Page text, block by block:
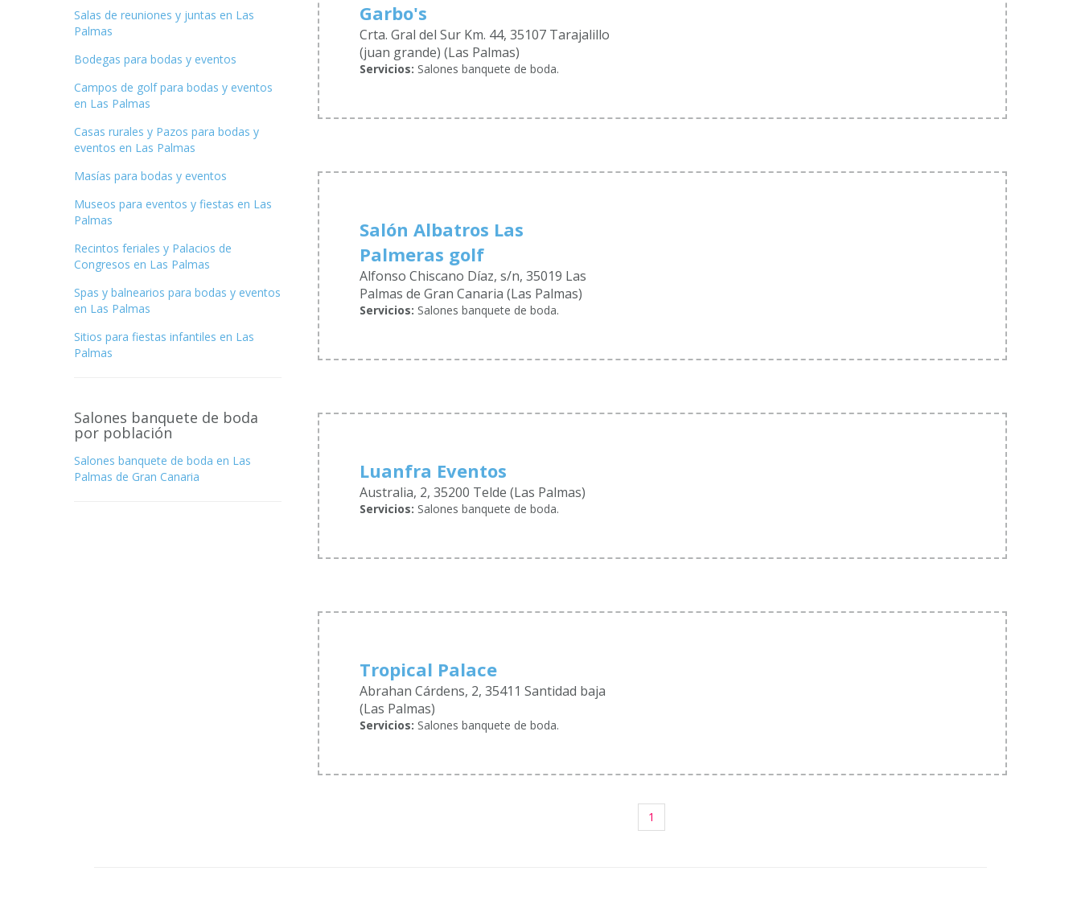
Salas de reuniones y juntas en Las
Palmas
Bodegas para bodas y eventos
Campos de golf para bodas y eventos
en Las Palmas
Casas rurales y Pazos para bodas y
eventos en Las Palmas
Masías para bodas y eventos
Museos para eventos y fiestas en Las
Palmas
Recintos feriales y Palacios de
Congresos en Las Palmas
Spas y balnearios para bodas y eventos
en Las Palmas
Sitios para fiestas infantiles en Las
Palmas
Salones banquete de boda
por población
Salones banquete de boda en Las
Palmas de Gran Canaria
Garbo's
Crta. Gral del Sur Km. 44, 35107 Tarajalillo
(juan grande) (Las Palmas)
Servicios: Salones banquete de boda.
Salón Albatros Las
Palmeras golf
Alfonso Chiscano Díaz, s/n, 35019 Las
Palmas de Gran Canaria (Las Palmas)
Servicios: Salones banquete de boda.
Luanfra Eventos
Australia, 2, 35200 Telde (Las Palmas)
Servicios: Salones banquete de boda.
Tropical Palace
Abrahan Cárdens, 2, 35411 Santidad baja
(Las Palmas)
Servicios: Salones banquete de boda.
1